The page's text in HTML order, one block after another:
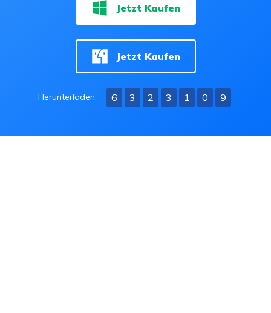
Jetzt Kaufen
Jetzt Kaufen
Herunterladen: 6 3 2 3 1 1 0